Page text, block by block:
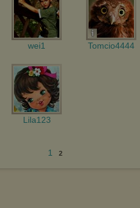
wei1 Tomcio4444
Lila123
1 2